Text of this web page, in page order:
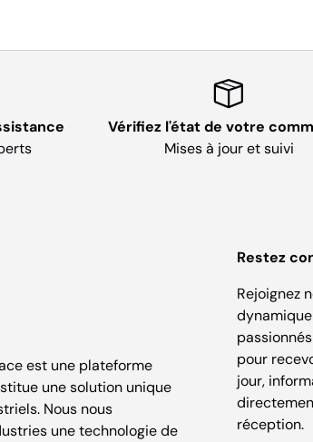
Vérifiez l'état de votre
Mises à jour et suivi
est une plateforme
une solution unique
Nous nous
une technologie de
Restez
Rejoignez
pour
jour,
réception.